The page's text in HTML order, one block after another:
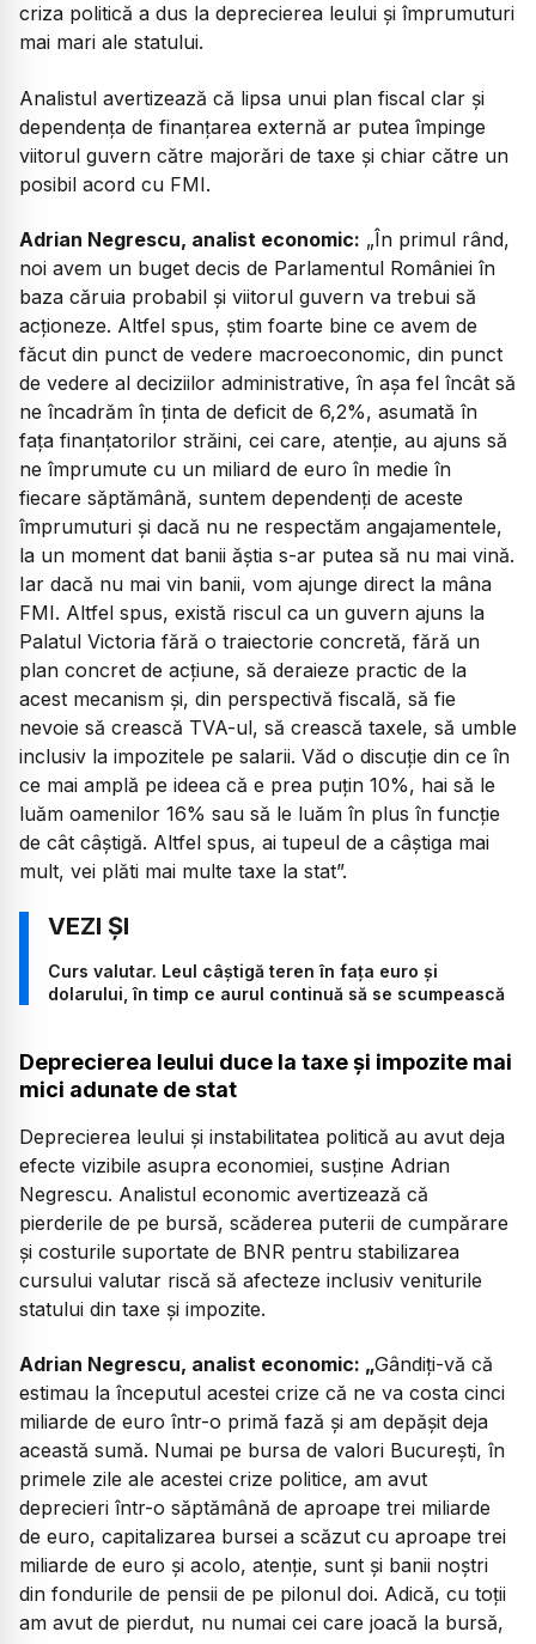
criza politică a dus la deprecierea leului și împrumuturi
mai mari ale statului.
Analistul avertizează că lipsa unui plan fiscal clar și
dependența de finanțarea externă ar putea împinge
viitorul guvern către majorări de taxe și chiar către un
posibil acord cu FMI.
Adrian Negrescu, analist economic: „În primul rând,
noi avem un buget decis de Parlamentul României în
baza căruia probabil și viitorul guvern va trebui să
acționeze. Altfel spus, știm foarte bine ce avem de
făcut din punct de vedere macroeconomic, din punct
de vedere al deciziilor administrative, în așa fel încât să
ne încadrăm în ținta de deficit de 6,2%, asumată în
fața finanțatorilor străini, cei care, atenție, au ajuns să
ne împrumute cu un miliard de euro în medie în
fiecare săptămână, suntem dependenți de aceste
împrumuturi și dacă nu ne respectăm angajamentele,
la un moment dat banii ăștia s-ar putea să nu mai vină.
Iar dacă nu mai vin banii, vom ajunge direct la mâna
FMI. Altfel spus, există riscul ca un guvern ajuns la
Palatul Victoria fără o traiectorie concretă, fără un
plan concret de acțiune, să deraieze practic de la
acest mecanism și, din perspectivă fiscală, să fie
nevoie să crească TVA-ul, să crească taxele, să umble
inclusiv la impozitele pe salarii. Văd o discuție din ce în
ce mai amplă pe ideea că e prea puțin 10%, hai să le
luăm oamenilor 16% sau să le luăm în plus în funcție
de cât câștigă. Altfel spus, ai tupeul de a câștiga mai
mult, vei plăti mai multe taxe la stat”.
Curs valutar. Leul câștigă teren în fața euro și
dolarului, în timp ce aurul continuă să se scumpească
Deprecierea leului duce la taxe și impozite mai
mici adunate de stat
Deprecierea leului și instabilitatea politică au avut deja
efecte vizibile asupra economiei, susține Adrian
Negrescu. Analistul economic avertizează că
pierderile de pe bursă, scăderea puterii de cumpărare
și costurile suportate de BNR pentru stabilizarea
cursului valutar riscă să afecteze inclusiv veniturile
statului din taxe și impozite.
Adrian Negrescu, analist economic: „Gândiți-vă că
estimau la începutul acestei crize că ne va costa cinci
miliarde de euro într-o primă fază și am depășit deja
această sumă. Numai pe bursa de valori București, în
primele zile ale acestei crize politice, am avut
deprecieri într-o săptămână de aproape trei miliarde
de euro, capitalizarea bursei a scăzut cu aproape trei
miliarde de euro și acolo, atenție, sunt și banii noștri
din fondurile de pensii de pe pilonul doi. Adică, cu toții
am avut de pierdut, nu numai cei care joacă la bursă,